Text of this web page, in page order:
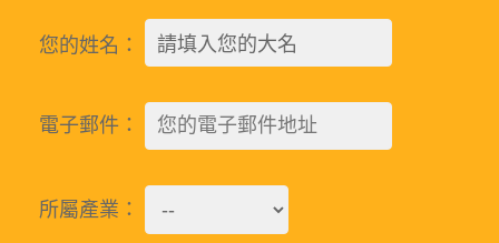
您的姓名：
電子郵件：
所屬產業：